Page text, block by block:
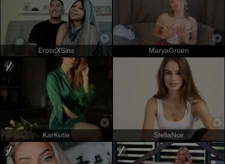
EroticXSins MaryaGruen
KarKutie StellaNoir